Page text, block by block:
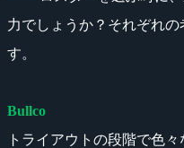
力でしょうか？それぞれ
す。
Bullco
トライアウトの段階で色